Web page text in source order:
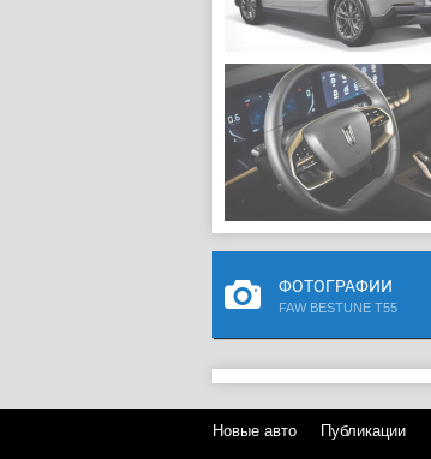
ФОТОГРАФИИ
FAW BESTUNE T55
Новые авто Публикации